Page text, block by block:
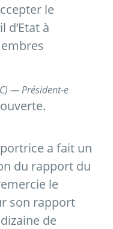
le
d’Etat à
— Président-e
a fait un
du rapport du
le
son rapport
de